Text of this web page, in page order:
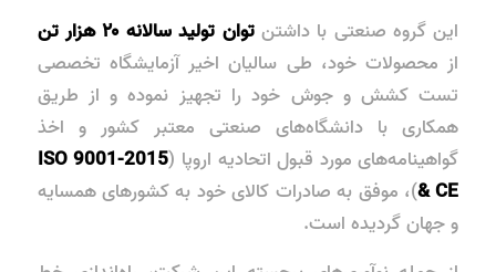
این گروه صنعتی با داشتنتوان تولید سالانه ۲۰ هزار تن
از محصولات خود، طی سالیان اخیر آزمایشگاه تخصصی
تست کشش و جوش خود را تجهیز نموده و از طریق
همکاری با دانشگاه‌های صنعتی معتبر کشور و اخذ
گواهینامه‌های مورد قبول اتحادیه اروپا (ISO 9001-2015
& CE)، موفق به صادرات کالای خود به کشورهای همسایه
و جهان گردیده است.